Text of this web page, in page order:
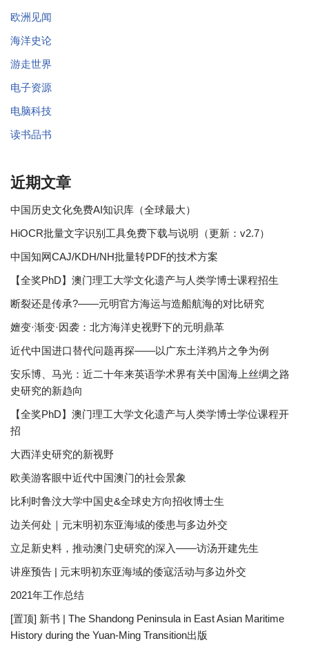
欧洲见闻
海洋史论
游走世界
电子资源
电脑科技
读书品书
近期文章
中国历史文化免费AI知识库（全球最大）
HiOCR批量文字识别工具免费下载与说明（更新：v2.7）
中国知网CAJ/KDH/NH批量转PDF的技术方案
【全奖PhD】澳门理工大学文化遗产与人类学博士课程招生
断裂还是传承?——元明官方海运与造船航海的对比研究
嬗变·渐变·因袭：北方海洋史视野下的元明鼎革
近代中国进口替代问题再探——以广东土洋鸦片之争为例
安乐博、马光：近二十年来英语学术界有关中国海上丝绸之路
史研究的新趋向
【全奖PhD】澳门理工大学文化遗产与人类学博士学位课程开
招
大西洋史研究的新视野
欧美游客眼中近代中国澳门的社会景象
比利时鲁汶大学中国史&全球史方向招收博士生
边关何处｜元末明初东亚海域的倭患与多边外交
立足新史料，推动澳门史研究的深入——访汤开建先生
讲座预告 | 元末明初东亚海域的倭寇活动与多边外交
2021年工作总结
[置顶] 新书 | The Shandong Peninsula in East Asian Maritime
History during the Yuan-Ming Transition出版